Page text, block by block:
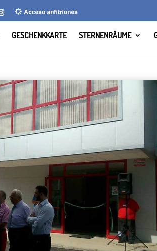
GESCHENKKARTE STERNENRÄUME